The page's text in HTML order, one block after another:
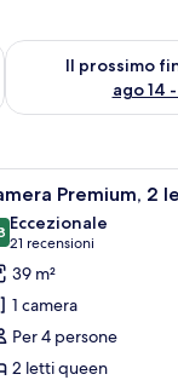
ago 7 -
Il prossimo
ago 14
Verifica la
un comodino,
4 Premium, 2
su 10
Eccezionale
21 recensioni
(21
recensioni)
39 m²
1 camera
Per 4 persone
2 letti queen